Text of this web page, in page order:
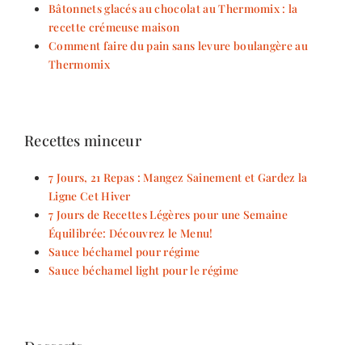
Bâtonnets glacés au chocolat au Thermomix : la
recette crémeuse maison
Comment faire du pain sans levure boulangère au
Thermomix
Recettes minceur
7 Jours, 21 Repas : Mangez Sainement et Gardez la
Ligne Cet Hiver
7 Jours de Recettes Légères pour une Semaine
Équilibrée: Découvrez le Menu!
Sauce béchamel pour régime
Sauce béchamel light pour le régime